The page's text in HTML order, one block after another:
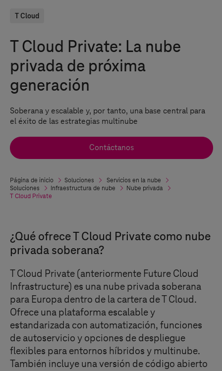
T Cloud
T Cloud Private: La nube
privada de próxima
generación
Soberana y escalable y, por tanto, una base central para
el éxito de las estrategias multinube
Contáctanos
Página de inicio Soluciones
Servicios en la nube
Soluciones
Infraestructura de nube
Nube privada
T Cloud Private
¿Qué ofreceT Cloud Private como nube
privada soberana?
T Cloud Private (anteriormente Future Cloud
Infrastructure) es una nube privada soberana
para Europa dentro de la cartera deT Cloud.
Ofrece una plataforma escalable y
estandarizada con automatización, funciones
de autoservicio y opciones de despliegue
flexibles para entornos híbridos y multinube.
También incluye una versión de código abierto